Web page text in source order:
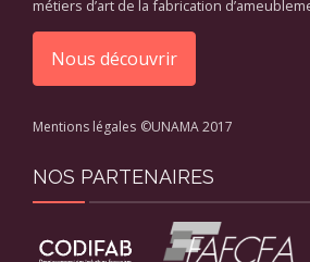
métiers d’art de la fabrication
Nous découvrir
Mentions légales ©UNAMA 2017
NOS PARTENAIRES